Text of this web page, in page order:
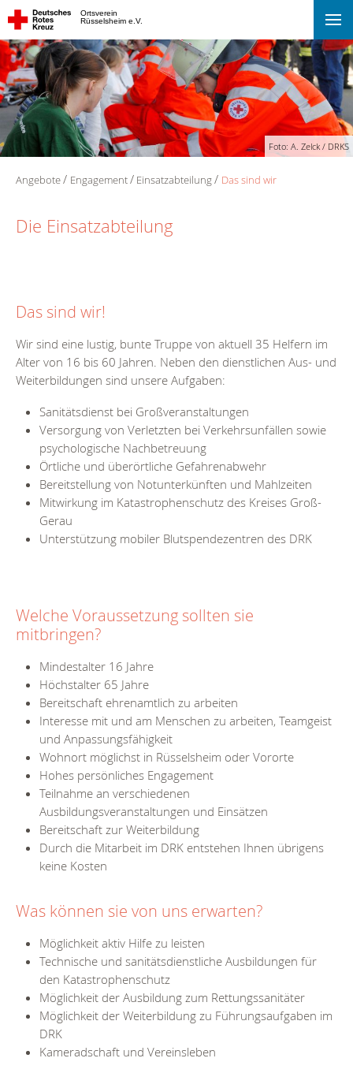
Ortsverein
Rüsselsheim e.V.
Foto: A. Zelck / DRKS
Angebote Engagement Einsatzabteilung Das sind wir
Die Einsatzabteilung
Das sind wir!
Wir sind eine lustig, bunte Truppe von aktuell 35 Helfern im
Alter von 16 bis 60 Jahren. Neben den dienstlichen Aus- und
Weiterbildungen sind unsere Aufgaben:
Sanitätsdienst bei Großveranstaltungen
Versorgung von Verletzten bei Verkehrsunfällen sowie
psychologische Nachbetreuung
Örtliche und überörtliche Gefahrenabwehr
Bereitstellung von Notunterkünften und Mahlzeiten
Mitwirkung im Katastrophenschutz des Kreises Groß-
Gerau
Unterstützung mobiler Blutspendezentren des DRK
Welche Voraussetzung sollten sie
mitbringen?
Mindestalter 16 Jahre
Höchstalter 65 Jahre
Bereitschaft ehrenamtlich zu arbeiten
Interesse mit und am Menschen zu arbeiten, Teamgeist
und Anpassungsfähigkeit
Wohnort möglichst in Rüsselsheim oder Vororte
Hohes persönliches Engagement
Teilnahme an verschiedenen
Ausbildungsveranstaltungen und Einsätzen
Bereitschaft zur Weiterbildung
Durch die Mitarbeit im DRK entstehen Ihnen übrigens
keine Kosten
Was können sie von uns erwarten?
Möglichkeit aktiv Hilfe zu leisten
Technische und sanitätsdienstliche Ausbildungen für
den Katastrophenschutz
Möglichkeit der Ausbildung zum Rettungssanitäter
Möglichkeit der Weiterbildung zu Führungsaufgaben im
DRK
Kameradschaft und Vereinsleben